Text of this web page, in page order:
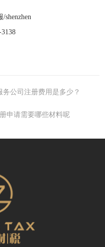
务公司注册费用是多少？
申请需要哪些材料呢